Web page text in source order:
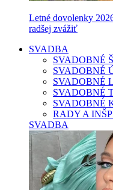
Letné dovolenky
radšej zvážiť
SVADBA
SVADOBNÉ
SVADOBNÉ
SVADOBNÉ
SVADOBNÉ
SVADOBNÉ
RADY A
SVADBA